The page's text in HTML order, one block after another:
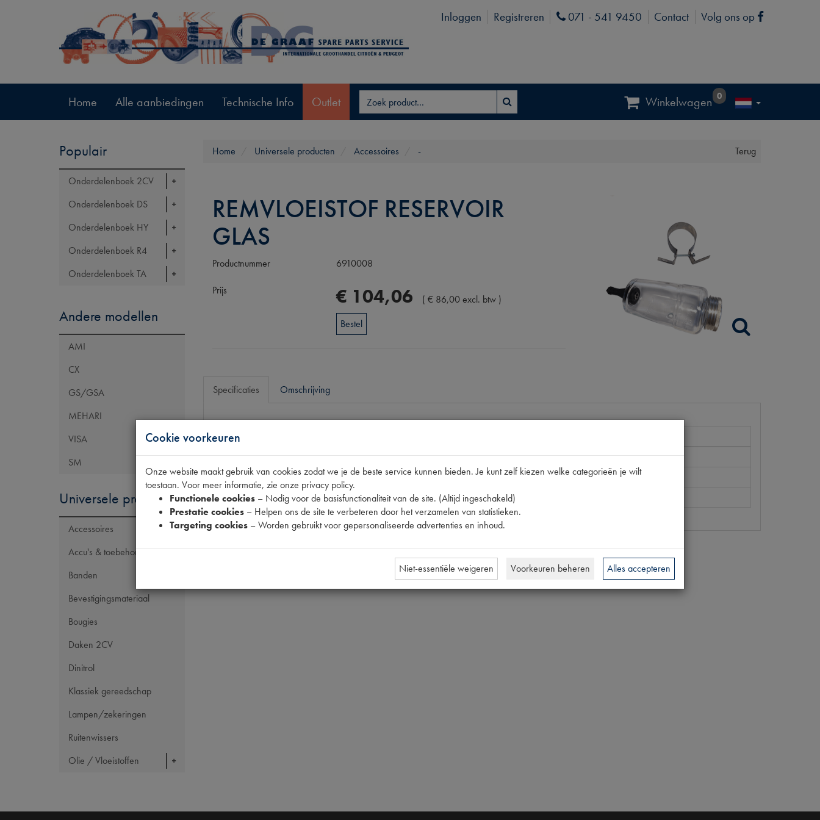
Inloggen Registreren Phone
071 - 541 9450 Contact Volg ons op Facebook
Home Alle aanbiedingen Technische Info Outlet Winkelwagen 0
Populair
Onderdelenboek 2CV
Onderdelenboek DS
Onderdelenboek HY
Onderdelenboek R4
Onderdelenboek TA
Andere modellen
AMI
CX
GS/GSA
MEHARI
VISA
SM
Universele producten
Accessoires
Accu's & toebehoren
Banden
Bevestigingsmateriaal
Bougies
Daken 2CV
Dinitrol
Klassiek gereedschap
Lampen/zekeringen
Ruitenwissers
Olie / Vloeistoffen
Terug
Home Universele producten Accessoires -
REMVLOEISTOF RESERVOIR
GLAS
Productnummer 6910008
Prijs € 104,06 (€ 86,00excl. btw )
Bestel
Specificaties Omschrijving
Eigenschappen
Model Citroën
11CV/15CV
Maten
[PW 1]
Tecdoc brandnummer
Cookie voorkeuren
Onze website maakt gebruik van cookies zodat we je de beste service kunnen bieden. Je kunt zelf kiezen welke categorieën je wilt
toestaan. Voor meer informatie, zie onze privacy policy.
Functionele cookies – Nodig voor de basisfunctionaliteit van de site. (Altijd ingeschakeld)
Prestatie cookies – Helpen ons de site te verbeteren door het verzamelen van statistieken.
Targeting cookies – Worden gebruikt voor gepersonaliseerde advertenties en inhoud.
Niet-essentiële weigeren Voorkeuren beheren Alles accepteren